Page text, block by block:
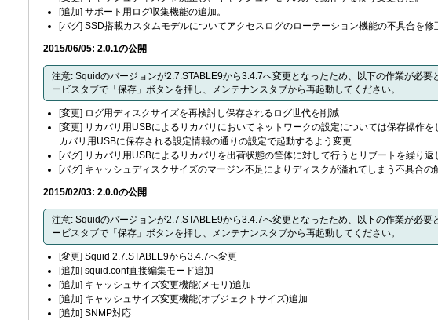
[追加] サポート用ログ収集機能の追加。
[バグ] SSD搭載カスタムモデルについてアクセスログのローテーション機能の不具合を修
2015/06/05: 2.0.1の公開
注意: Squidのバージョンが2.7.STABLE9から3.4.7へ変更となったため、以下の作業が必要
ービスタブで「保存」ボタンを押し、メンテナンスタブから再起動してください。
[変更] ログ用ディスクサイズを再検討し保存されるログ世代を削減
[変更] リカバリ用USBによるリカバリにおいてネットワークの設定については保存操作
カバリ用USBに保存される設定情報の通りの設定で起動するよう変更
[バグ] リカバリ用USBによるリカバリを出荷状態の筐体に対して行うとリブートを繰り
[バグ] キャッシュディスクサイズのマージン不足によりディスクが溢れてしまう不具合の
2015/02/03: 2.0.0の公開
注意: Squidのバージョンが2.7.STABLE9から3.4.7へ変更となったため、以下の作業が必要
ービスタブで「保存」ボタンを押し、メンテナンスタブから再起動してください。
[変更] Squid 2.7.STABLE9から3.4.7へ変更
[追加] squid.conf直接編集モード追加
[追加] キャッシュサイズ変更機能(メモリ)追加
[追加] キャッシュサイズ変更機能(オブジェクトサイズ)追加
[追加] SNMP対応